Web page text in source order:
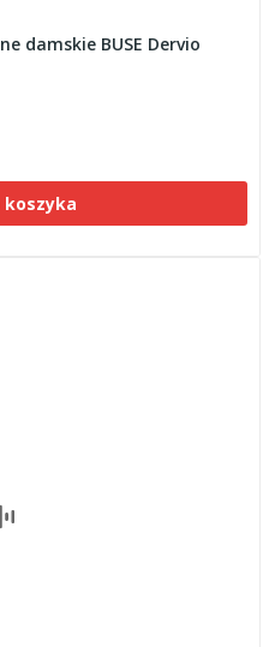
damskie BUSE Dervio
koszyka